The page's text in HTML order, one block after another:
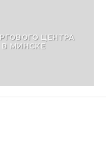
ЦЕНТРА
В МИНСКЕ